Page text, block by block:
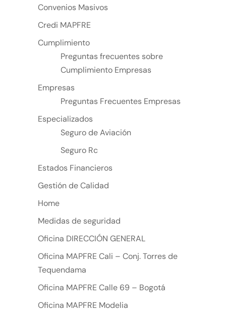
Convenios Masivos
Credi MAPFRE
Cumplimiento
Preguntas frecuentes sobre
Cumplimiento Empresas
Empresas
Preguntas Frecuentes Empresas
Especializados
Seguro de Aviación
Seguro Rc
Estados Financieros
Gestión de Calidad
Home
Medidas de seguridad
Oficina DIRECCIÓN GENERAL
Oficina MAPFRE Cali – Conj. Torres de
Tequendama
Oficina MAPFRE Calle 69 – Bogotá
Oficina MAPFRE Modelia